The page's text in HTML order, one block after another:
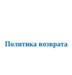
Политика возврата